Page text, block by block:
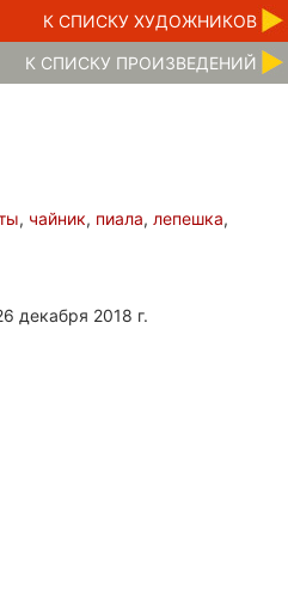
К CПИСКУ ХУДОЖНИКОВ
К CПИСКУ ПРОИЗВЕДЕНИЙ
, чайник, пиала, лепешка,
декабря 2018 г.